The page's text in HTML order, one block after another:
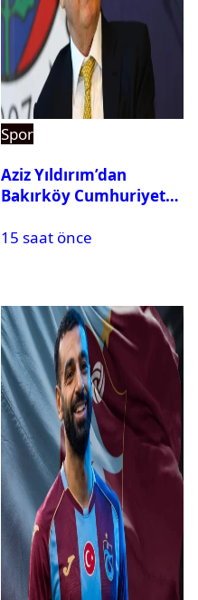
Spor
Aziz Yıldırım’dan
Bakırköy Cumhuriyet
duyurusu
15 saat önce